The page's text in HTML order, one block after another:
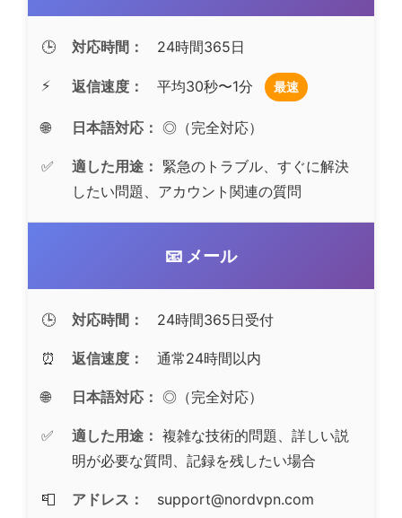
🕒 対応時間： 24時間365日
⚡ 返信速度： 平均30秒〜1分 最速
🌐 日本語対応： ◎（完全対応）
✅ 適した用途： 緊急のトラブル、すぐに解決
したい問題、アカウント関連の質問
📧 メール
🕒 対応時間： 24時間365日受付
⏰ 返信速度： 通常24時間以内
🌐 日本語対応： ◎（完全対応）
✅ 適した用途： 複雑な技術的問題、詳しい説
明が必要な質問、記録を残したい場合
📮 アドレス： support@nordvpn.com